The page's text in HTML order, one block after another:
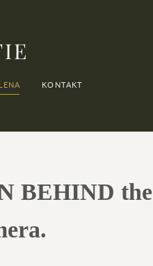
KONTAKT
BEHIND the